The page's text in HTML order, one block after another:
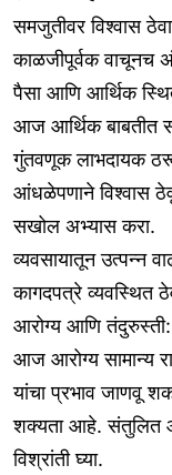
समजुतीवर विश्वास
काळजीपूर्वक वाचूनच
पैसा आणि आर्थिक
आज आर्थिक बाबतीत
गुंतवणूक लाभदायक ठरू
आंधळेपणाने विश्वास
सखोल अभ्यास करा.
व्यवसायातून उत्पन्न
कागदपत्रे व्यवस्थित
आरोग्य आणि तंदुरुस्ती:
आज आरोग्य सामान्य
यांचा प्रभाव जाणवू
शक्यता आहे. संतुलित
विश्रांती घ्या.